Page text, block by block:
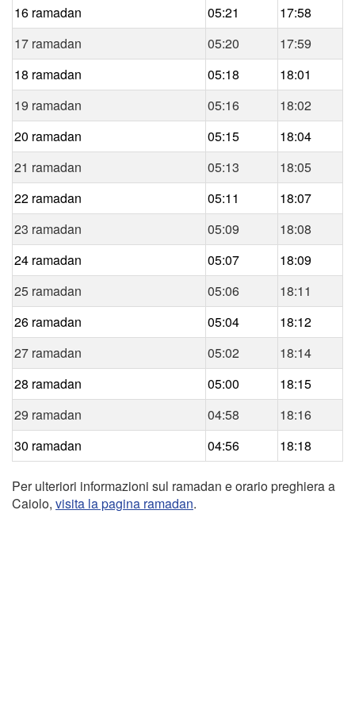
16 ramadan 05:21
17:58
17 ramadan
05:20
17:59
18 ramadan
05:18
18:01
19 ramadan
05:16
18:02
20 ramadan
05:15
18:04
21 ramadan
05:13
18:05
22 ramadan
05:11
18:07
23 ramadan
05:09
18:08
24 ramadan
05:07
18:09
25 ramadan
05:06
18:11
26 ramadan
05:04
18:12
27 ramadan
05:02
18:14
28 ramadan
05:00
18:15
29 ramadan
04:58
18:16
30 ramadan
04:56 18:18
Per ulteriori informazioni sul ramadan e orario preghiera a
Caiolo, visita la pagina ramadan.